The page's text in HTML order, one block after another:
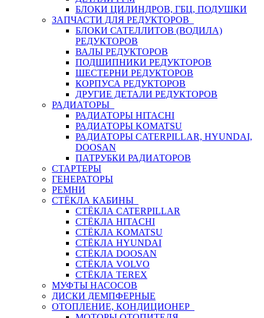
БЛОКИ ЦИЛИНДРОВ, ГБЦ, ПОДУШКИ
ЗАПЧАСТИ ДЛЯ РЕДУКТОРОВ
БЛОКИ САТЕЛЛИТОВ (ВОДИЛА)
РЕДУКТОРОВ
ВАЛЫ РЕДУКТОРОВ
ПОДШИПНИКИ РЕДУКТОРОВ
ШЕСТЕРНИ РЕДУКТОРОВ
КОРПУСА РЕДУКТОРОВ
ДРУГИЕ ДЕТАЛИ РЕДУКТОРОВ
РАДИАТОРЫ
РАДИАТОРЫ HITACHI
РАДИАТОРЫ KOMATSU
РАДИАТОРЫ CATERPILLAR, HYUNDAI,
DOOSAN
ПАТРУБКИ РАДИАТОРОВ
СТАРТЕРЫ
ГЕНЕРАТОРЫ
РЕМНИ
СТЁКЛА КАБИНЫ
СТЁКЛА CATERPILLAR
СТЁКЛА HITACHI
СТЁКЛА KOMATSU
СТЁКЛА HYUNDAI
СТЁКЛА DOOSAN
СТЁКЛА VOLVO
СТЁКЛА TEREX
МУФТЫ НАСОСОВ
ДИСКИ ДЕМПФЕРНЫЕ
ОТОПЛЕНИЕ, КОНДИЦИОНЕР